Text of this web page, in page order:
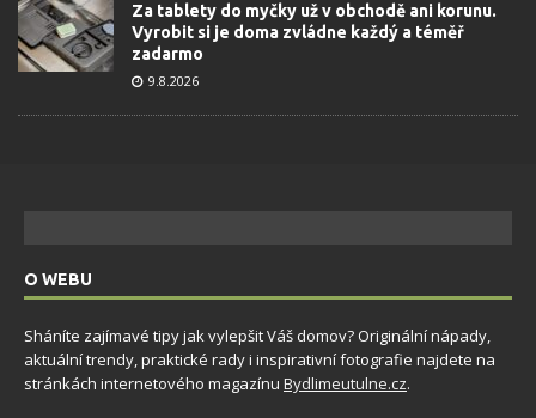
Za tablety do myčky už v obchodě ani korunu.
Vyrobit si je doma zvládne každý a téměř
zadarmo
9.8.2026
O WEBU
Sháníte zajímavé tipy jak vylepšit Váš domov? Originální nápady,
aktuální trendy, praktické rady i inspirativní fotografie najdete na
stránkách internetového magazínu Bydlimeutulne.cz.